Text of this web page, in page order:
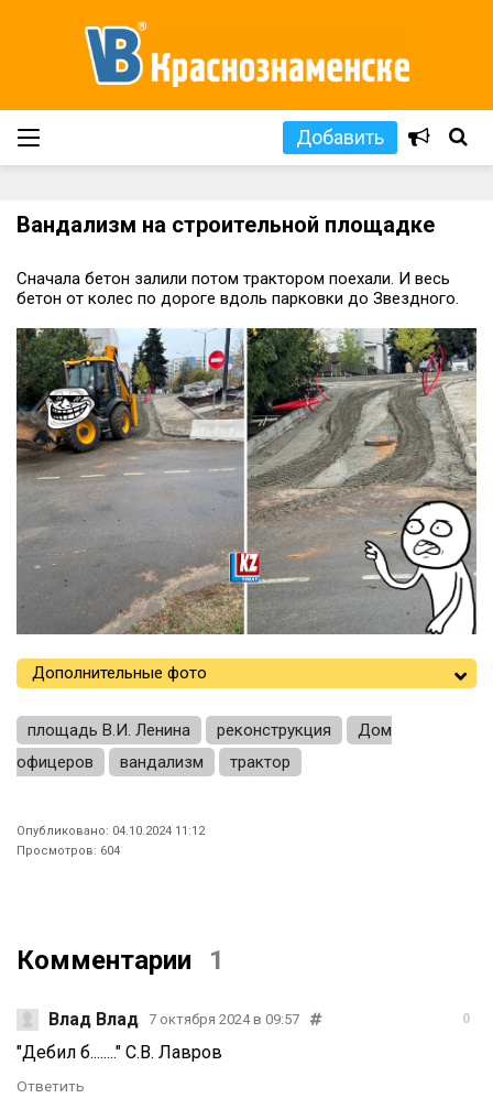
Добавить
Вандализм на строительной площадке
Сначала бетон залили потом трактором поехали. И весь
бетон от колес по дороге вдоль парковки до Звездного.
Дополнительные фото
площадь В.И. Ленина реконструкция
Дом
офицеров
вандализм трактор
Опубликовано: 04.10.2024 11:12
Просмотров: 604
Комментарии 1
Влад Влад 7 октября 2024 в 09:57 0
"Дебил б........" С.В. Лавров
Ответить